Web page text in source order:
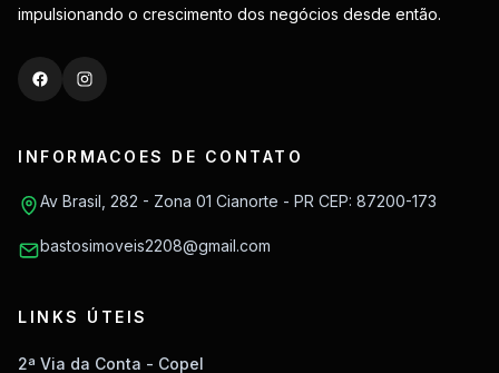
impulsionando o crescimento dos negócios desde então.
INFORMACOES DE CONTATO
Av Brasil, 282 - Zona 01 Cianorte - PR CEP: 87200-173
bastosimoveis2208@gmail.com
LINKS ÚTEIS
2ª Via da Conta - Copel